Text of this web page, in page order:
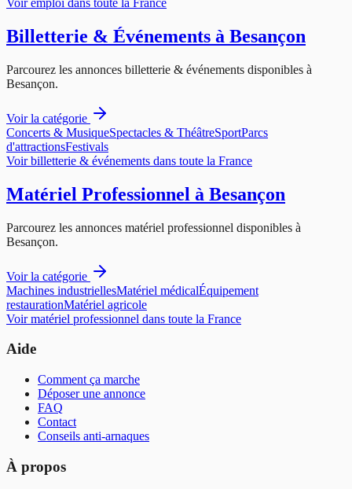
Voiremploi dans toute la France
Billetterie & Événements à Besançon
Parcourez les annonces billetterie & événements disponibles à
Besançon.
Voir la catégorie
Concerts & MusiqueSpectacles & ThéâtreSportParcs
d'attractionsFestivals
Voirbilletterie & événements dans toute la France
Matériel Professionnel à Besançon
Parcourez les annonces matériel professionnel disponibles à
Besançon.
Voir la catégorie
Machines industriellesMatériel médicalÉquipement
restaurationMatériel agricole
Voirmatériel professionnel dans toute la France
Aide
Comment ça marche
Déposer une annonce
FAQ
Contact
Conseils anti-arnaques
À propos